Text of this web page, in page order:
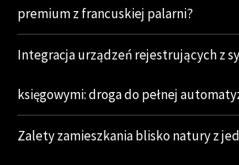
premium z francuskiej palarni?
Integracja urządzeń rejestrujących z
księgowymi: droga do pełnej
Zalety zamieszkania blisko natury z